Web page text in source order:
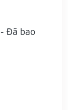
- Đã bao